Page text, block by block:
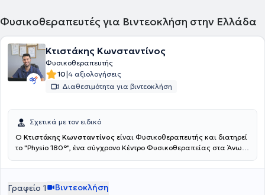
Φυσικοθεραπευτές για Βιντεοκλήση στην Ελλάδα
Κτιστάκης Κωνσταντίνος
Φυσικοθεραπευτής
10|4 αξιολογήσεις
Διαθεσιμότητα για βιντεοκλήση
Σχετικά με τον ειδικό
Ο Κτιστάκης Κωνσταντίνος είναι Φυσικοθεραπευτής και διατηρεί
το "Physio 180°", ένα σύγχρονο Κέντρο Φυσικοθεραπείας στα Άνω
αποκατάσταση αθλητικών τραυμάτων και τη βελτίωση της
φυσικοθεραπεία, βελονισμό και εξειδικευμένες τεχνικές
Γραφείο 1 Βιντεοκλήση